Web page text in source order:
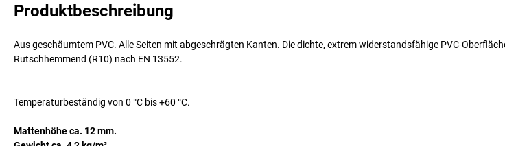
Produktbeschreibung
Aus geschäumtem PVC. Alle Seiten mit abgeschrägten Kanten. Die dichte, extrem widerstandsfähige PVC-
Rutschhemmend (R10) nach EN 13552.
Temperaturbeständig von 0 °C bis +60 °C.
Mattenhöhe ca. 12 mm.